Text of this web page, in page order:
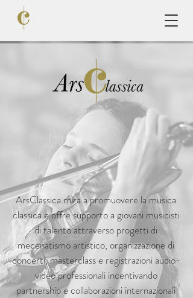
ArsClassica mira a promuovere la musica
classica e offre supporto a giovani musicisti
di talento attraverso progetti di
mecenatismo artistico, organizzazione di
concerti, masterclass e registrazioni audio-
video professionali incentivando
partnership e collaborazioni internazionali